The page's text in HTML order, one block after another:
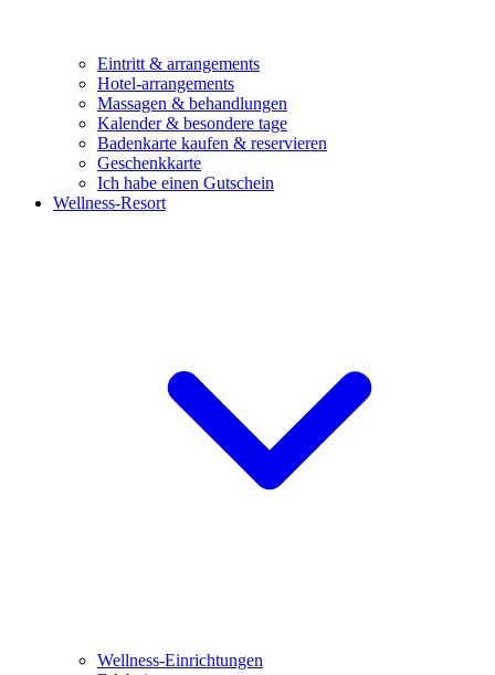
Eintritt & arrangements
Hotel-arrangements
Massagen & behandlungen
Kalender & besondere tage
Badenkarte kaufen & reservieren
Geschenkkarte
Ich habe einen Gutschein
Wellness-Resort
Wellness-Einrichtungen